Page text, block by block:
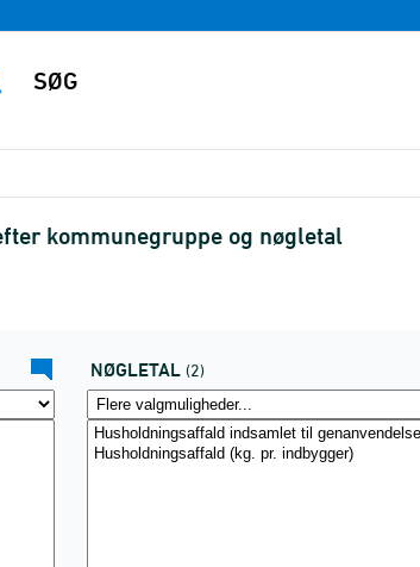
kommunegruppe og nøgletal
NØGLETAL (2)